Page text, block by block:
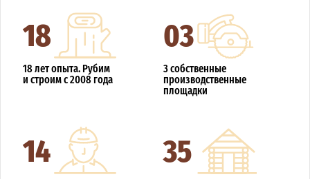
18
18 лет опыта. Рубим
и строим с 2008 года
03
3 собственные
производственные
площадки
14 35